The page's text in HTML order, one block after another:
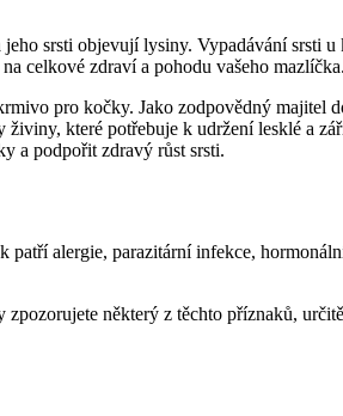
srsti objevují lysiny. Vypadávání srsti u
celkové zdraví a pohodu vašeho mazlíčka.
pro kočky. Jako zodpovědný majitel
které potřebuje k udržení lesklé a
a podpořit zdravý růst srsti.
alergie, parazitární infekce,
některý z těchto příznaků,